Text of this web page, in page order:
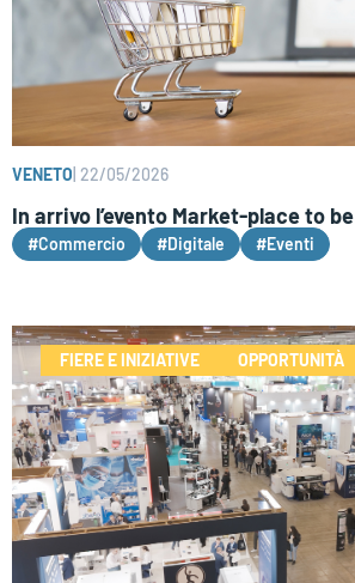
VENETO 22/05/2026
In arrivo l’evento Market-place to be
#Commercio #Digitale #Eventi
FIERE E INIZIATIVE OPPORTUNITÀ